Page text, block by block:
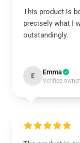
This product is
precisely what I
outstandingly.
E Emma
Verified owner